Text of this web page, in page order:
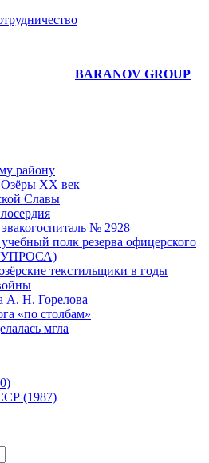
BARANOV GROUP
району
XX век
Славы
№ 2928
полк резерва офицерского
УПРОСА)
текстильщики в годы
А. Н. Горелова
«по столбам»
мгла
(1987)